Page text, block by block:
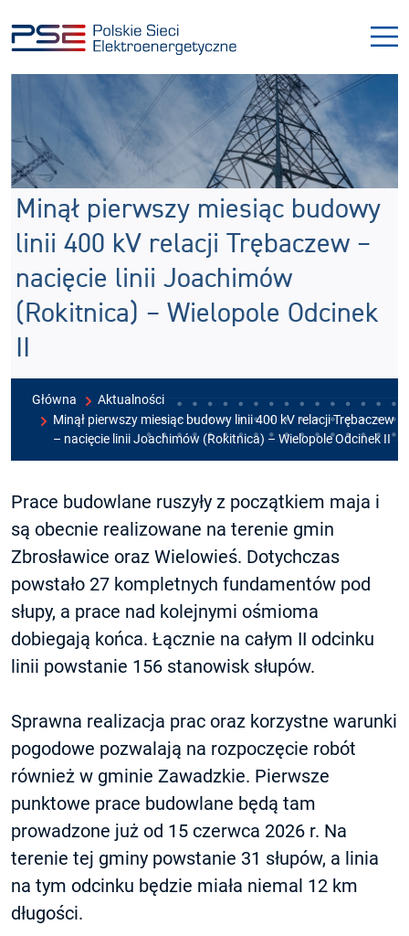
do
menu
do
treści
Minął pierwszy miesiąc budowy
linii 400 kV relacji Trębaczew –
nacięcie linii Joachimów
(Rokitnica) – Wielopole Odcinek
II
Główna
Aktualności
Minął pierwszy miesiąc budowy linii 400 kV relacji Trębaczew
– nacięcie linii Joachimów (Rokitnica) – Wielopole Odcinek II
Prace budowlane ruszyły z początkiem maja i
są obecnie realizowane na terenie gmin
Zbrosławice oraz Wielowieś. Dotychczas
powstało 27 kompletnych fundamentów pod
słupy, a prace nad kolejnymi ośmioma
dobiegają końca. Łącznie na całym II odcinku
linii powstanie 156 stanowisk słupów.
Sprawna realizacja prac oraz korzystne warunki
pogodowe pozwalają na rozpoczęcie robót
również w gminie Zawadzkie. Pierwsze
punktowe prace budowlane będą tam
prowadzone już od 15 czerwca 2026 r. Na
terenie tej gminy powstanie 31 słupów, a linia
na tym odcinku będzie miała niemal 12 km
długości.